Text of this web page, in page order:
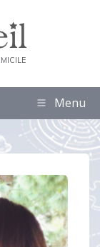
Menu